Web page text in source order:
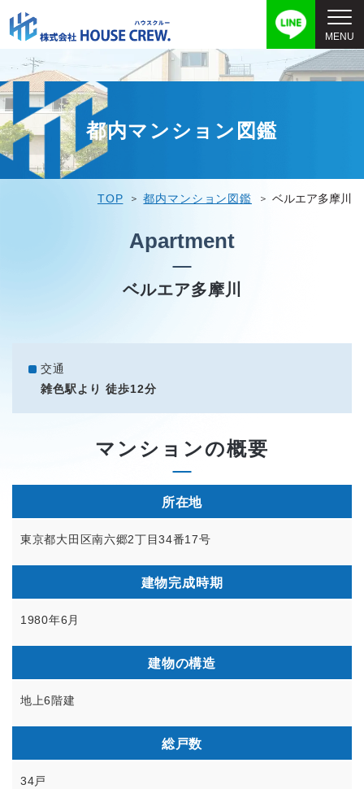
都内マンション図鑑
TOP 都内マンション図鑑 ベルエア多摩川
Apartment
ベルエア多摩川
交通
雑色駅より 徒歩12分
マンションの概要
所在地
東京都大田区南六郷2丁目34番17号
建物完成時期
1980年6月
建物の構造
地上6階建
総戸数
34戸